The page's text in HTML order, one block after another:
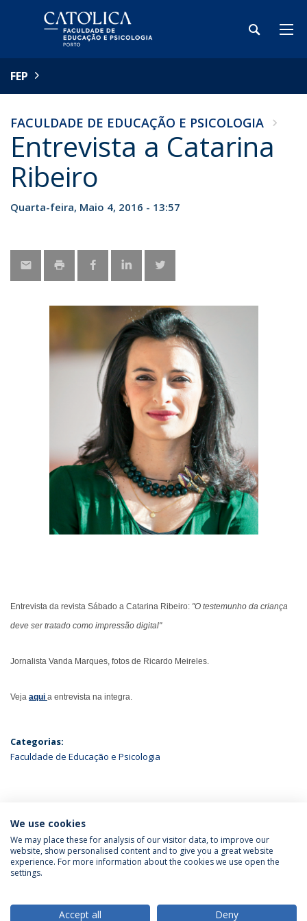
FEP
FACULDADE DE EDUCAÇÃO E PSICOLOGIA
Entrevista a Catarina
Ribeiro
Quarta-feira, Maio 4, 2016 - 13:57
Entrevista da revista Sábado a Catarina Ribeiro: "O testemunho da criança
deve ser tratado como impressão digital"
Jornalista Vanda Marques, fotos de Ricardo Meireles.
Veja aqui a entrevista na integra.
Categorias:
Faculdade de Educação e Psicologia
ÚLTIMAS NOTÍCIAS
Política de Privacidade
Termos & Condições
We use cookies
We may place these for analysis of our visitor data, to improve our
website, show personalised content and to give you a great website
experience. For more information about the cookies we use open the
settings.
Accept all Deny